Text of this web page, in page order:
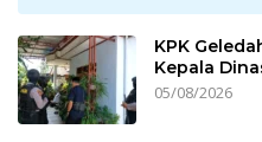
KPK
Kepala
05/08/2026